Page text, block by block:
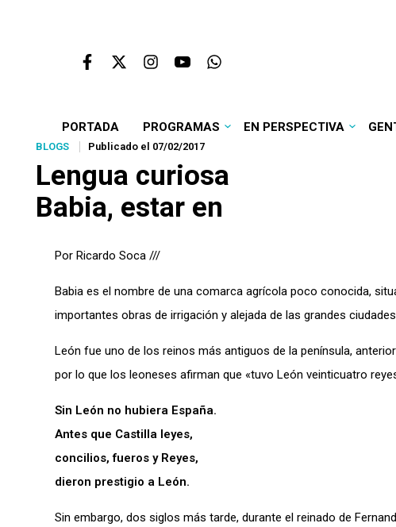
PORTADA PROGRAMAS EN PERSPECTIVA
BLOGS Publicado el 07/02/2017
Lengua curiosa
Babia, estar en
Por Ricardo Soca ///
Babia es el nombre de una comarca agrícola poco conocida,
importantes obras de irrigación y alejada de las grandes
León fue uno de los reinos más antiguos de la península,
por lo que los leoneses afirman que «tuvo León veinticuatro
Sin León no hubiera España.
Antes que Castilla leyes,
concilios, fueros y Reyes,
dieron prestigio a León.
Sin embargo, dos siglos más tarde, durante el reinado de